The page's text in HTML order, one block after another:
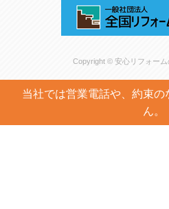
Copyright © 安心リフォーム
当社では営業電話や、約束
ん。